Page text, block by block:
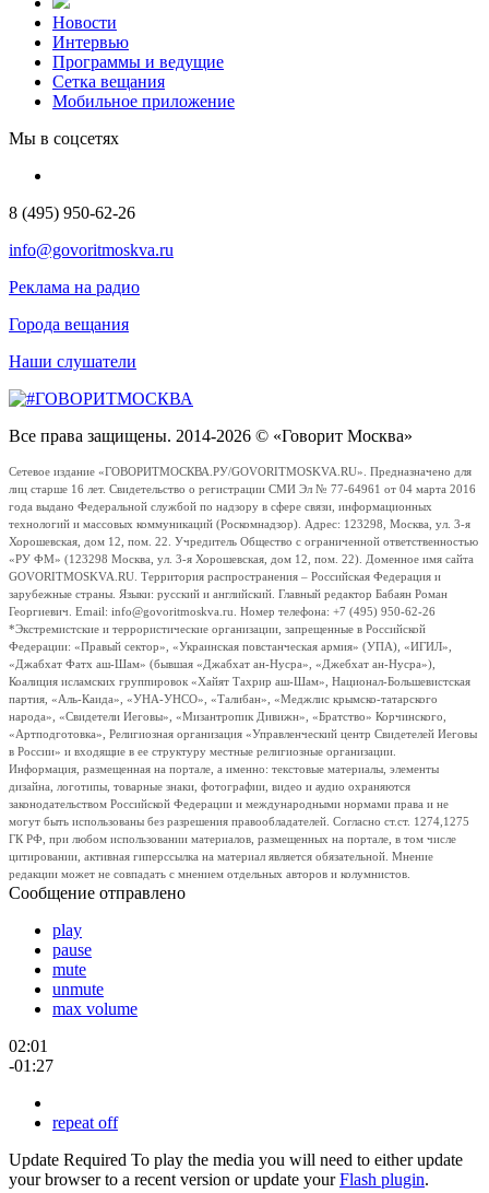
Новости
Интервью
Программы и ведущие
Сетка вещания
Мобильное приложение
Мы в соцсетях
8 (495) 950-62-26
info@govoritmoskva.ru
Реклама на радио
Города вещания
Наши слушатели
Все права защищены. 2014-2026 © «Говорит Москва»
Сетевое издание «ГОВОРИТМОСКВА.РУ/GOVORITMOSKVA.RU». Предназначено для
лиц старше 16 лет. Свидетельство о регистрации СМИ Эл № 77-64961 от 04 марта 2016
года выдано Федеральной службой по надзору в сфере связи, информационных
технологий и массовых коммуникаций (Роскомнадзор). Адрес: 123298, Москва, ул. 3-я
Хорошевская, дом 12, пом. 22. Учредитель Общество с ограниченной ответственностью
«РУ ФМ» (123298 Москва, ул. 3-я Хорошевская, дом 12, пом. 22). Доменное имя сайта
GOVORITMOSKVA.RU. Территория распространения – Российская Федерация и
зарубежные страны. Языки: русский и английский. Главный редактор Бабаян Роман
Георгиевич. Email: info@govoritmoskva.ru. Номер телефона: +7 (495) 950-62-26
*Экстремистские и террористические организации, запрещенные в Российской
Федерации: «Правый сектор», «Украинская повстанческая армия» (УПА), «ИГИЛ»,
«Джабхат Фатх аш-Шам» (бывшая «Джабхат ан-Нусра», «Джебхат ан-Нусра»),
Коалиция исламских группировок «Хайят Тахрир аш-Шам», Национал-Большевистская
партия, «Аль-Каида», «УНА-УНСО», «Талибан», «Меджлис крымско-татарского
народа», «Свидетели Иеговы», «Мизантропик Дивижн», «Братство» Корчинского,
«Артподготовка», Религиозная организация «Управленческий центр Свидетелей Иеговы
в России» и входящие в ее структуру местные религиозные организации.
Информация, размещенная на портале, а именно: текстовые материалы, элементы
дизайна, логотипы, товарные знаки, фотографии, видео и аудио охраняются
законодательством Российской Федерации и международными нормами права и не
могут быть использованы без разрешения правообладателей. Согласно ст.ст. 1274,1275
ГК РФ, при любом использовании материалов, размещенных на портале, в том числе
цитировании, активная гиперссылка на материал является обязательной. Мнение
редакции может не совпадать с мнением отдельных авторов и колумнистов.
Сообщение отправлено
play
pause
mute
unmute
max volume
02:01
-01:27
repeat off
Update Required To play the media you will need to either update
your browser to a recent version or update yourFlash plugin.